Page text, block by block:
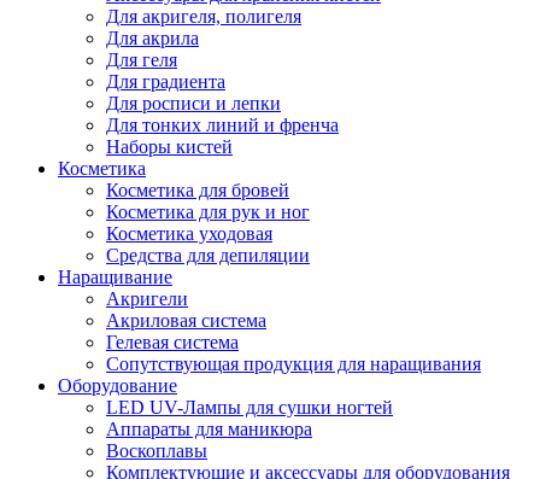
Для акригеля, полигеля
Для акрила
Для геля
Для градиента
Для росписи и лепки
Для тонких линий и френча
Наборы кистей
Косметика
Косметика для бровей
Косметика для рук и ног
Косметика уходовая
Средства для депиляции
Наращивание
Акригели
Акриловая система
Гелевая система
Сопутствующая продукция для наращивания
Оборудование
LED UV-Лампы для сушки ногтей
Аппараты для маникюра
Воскоплавы
Комплектующие и аксессуары для оборудования